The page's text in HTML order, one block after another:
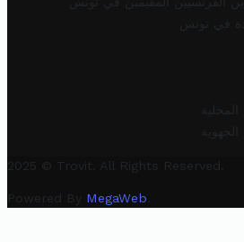
في تونس
2025 © Trovit. All Rights Reserved.
Powered By MegaWeb